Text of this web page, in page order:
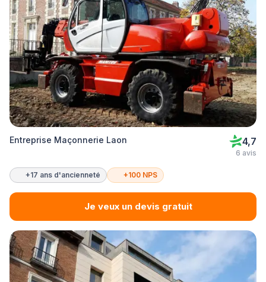
Entreprise Maçonnerie Laon 4,7
6 avis
+17 ans d'ancienneté +100 NPS
Je veux un devis gratuit